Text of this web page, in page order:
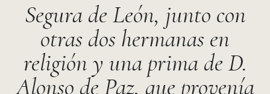
Segura de León, junto con
otras dos hermanas en
religión y una prima de D.
Alonso de Paz, que provenía